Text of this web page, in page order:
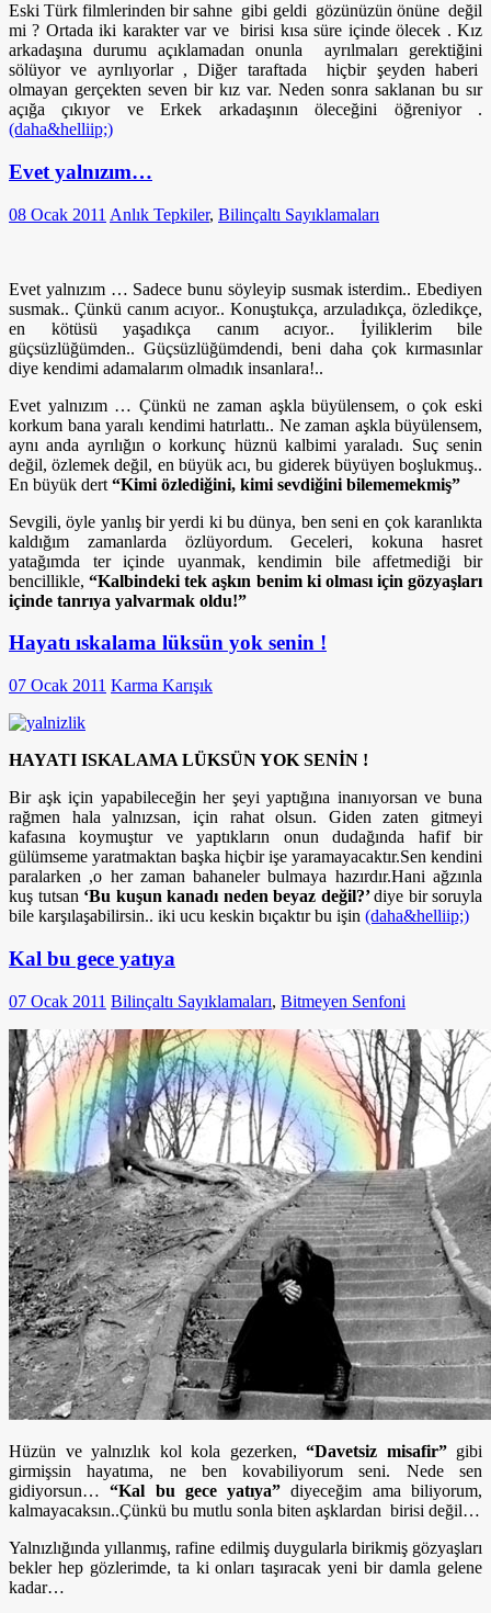
Eski Türk filmlerinden bir sahne gibi geldi gözünüzün önüne değil
mi ? Ortada iki karakter var ve birisi kısa süre içinde ölecek . Kız
arkadaşına durumu açıklamadan onunla ayrılmaları gerektiğini
sölüyor ve ayrılıyorlar , Diğer taraftada hiçbir şeyden haberi
olmayan gerçekten seven bir kız var. Neden sonra saklanan bu sır
açığa çıkıyor ve Erkek arkadaşının öleceğini öğreniyor .
(daha&helliip;)
Evet yalnızım…
08 Ocak 2011 Anlık Tepkiler, Bilinçaltı Sayıklamaları
Evet yalnızım … Sadece bunu söyleyip susmak isterdim.. Ebediyen
susmak.. Çünkü canım acıyor.. Konuştukça, arzuladıkça, özledikçe,
en kötüsü yaşadıkça canım acıyor.. İyiliklerim bile
güçsüzlüğümden.. Güçsüzlüğümdendi, beni daha çok kırmasınlar
diye kendimi adamalarım olmadık insanlara!..
Evet yalnızım … Çünkü ne zaman aşkla büyülensem, o çok eski
korkum bana yaralı kendimi hatırlattı.. Ne zaman aşkla büyülensem,
aynı anda ayrılığın o korkunç hüznü kalbimi yaraladı. Suç senin
değil, özlemek değil, en büyük acı, bu giderek büyüyen boşlukmuş..
En büyük dert “Kimi özlediğini, kimi sevdiğini bilememekmiş”
Sevgili, öyle yanlış bir yerdi ki bu dünya, ben seni en çok karanlıkta
kaldığım zamanlarda özlüyordum. Geceleri, kokuna hasret
yatağımda ter içinde uyanmak, kendimin bile affetmediği bir
bencillikle,“Kalbindeki tek aşkın benim ki olması için gözyaşları
içinde tanrıya yalvarmak oldu!”
Hayatı ıskalama lüksün yok senin !
07 Ocak 2011 Karma Karışık
HAYATI ISKALAMA LÜKSÜN YOK SENİN !
Bir aşk için yapabileceğin her şeyi yaptığına inanıyorsan ve buna
rağmen hala yalnızsan, için rahat olsun. Giden zaten gitmeyi
kafasına koymuştur ve yaptıkların onun dudağında hafif bir
gülümseme yaratmaktan başka hiçbir işe yaramayacaktır.Sen kendini
paralarken ,o her zaman bahaneler bulmaya hazırdır.Hani ağzınla
kuş tutsan ‘Bu kuşun kanadı neden beyaz değil?’diye bir soruyla
bile karşılaşabilirsin.. iki ucu keskin bıçaktır bu işin (daha&helliip;)
Kal bu gece yatıya
07 Ocak 2011 Bilinçaltı Sayıklamaları, Bitmeyen Senfoni
Hüzün ve yalnızlık kol kola gezerken, “Davetsiz misafir”gibi
girmişsin hayatıma, ne ben kovabiliyorum seni. Nede sen
gidiyorsun…“Kal bu gece yatıya” diyeceğim ama biliyorum,
kalmayacaksın..Çünkü bu mutlu sonla biten aşklardan birisi değil…
Yalnızlığında yıllanmış, rafine edilmiş duygularla birikmiş gözyaşları
bekler hep gözlerimde, ta ki onları taşıracak yeni bir damla gelene
kadar…